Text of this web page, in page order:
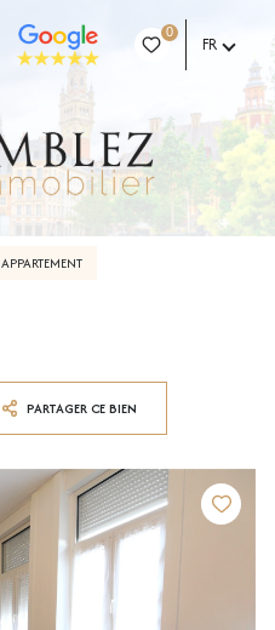
0
FR
APPARTEMENT
PARTAGER CE BIEN